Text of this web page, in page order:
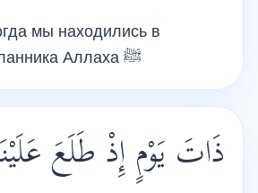
мы находились в
Аллаха ﷺ
ذَاتَ يَوْمٍ إِذْ طَلَعَ